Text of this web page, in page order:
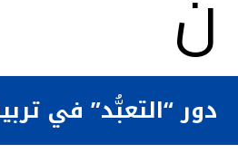
دور “التعبُّد” في